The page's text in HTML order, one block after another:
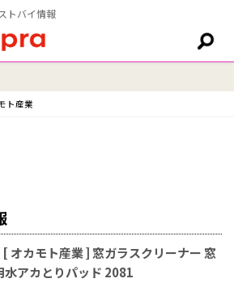
トバイ情報
ト産業
[ オカモト産業 ] 窓ガラスクリーナー 窓
水アカとりパッド 2081